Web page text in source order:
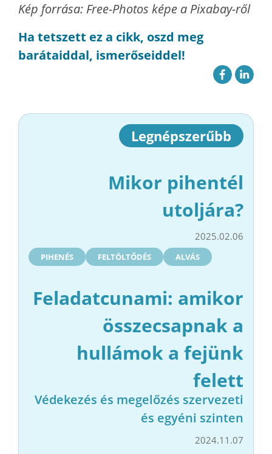
Kép forrása: Free-Photos képe a Pixabay-ről
Ha tetszett ez a cikk, oszd meg
barátaiddal, ismerőseiddel!
Legnépszerűbb
Mikor pihentél
utoljára?
2025.02.06
PIHENÉS FELTÖLTŐDÉS ALVÁS
Feladatcunami: amikor
összecsapnak a
hullámok a fejünk
felett
Védekezés és megelőzés szervezeti
és egyéni szinten
2024.11.07